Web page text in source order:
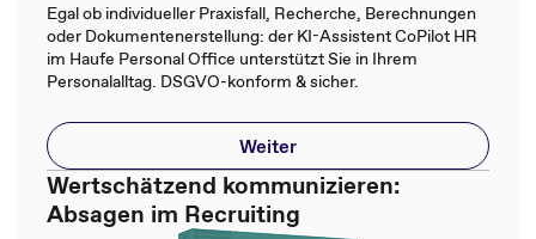
Egal ob individueller Praxisfall, Recherche, Berechnungen
oder Dokumentenerstellung: der KI-Assistent CoPilot HR
im Haufe Personal Office unterstützt Sie in Ihrem
Personalalltag. DSGVO-konform & sicher.
Weiter
Wertschätzend kommunizieren:
Absagen im Recruiting